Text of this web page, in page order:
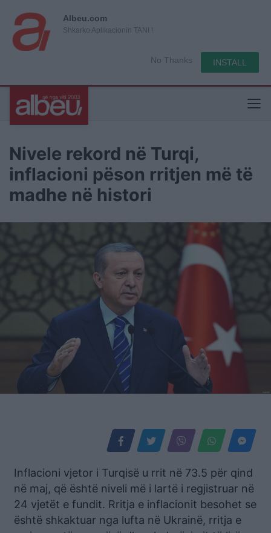
Albeu.com
Shkarko Aplikacionin TANI !
No Thanks INSTALL
Nivele rekord në Turqi,
inflacioni pëson rritjen më të
madhe në histori
Inflacioni vjetor i Turqisë u rrit në 73.5 për qind
në maj, që është niveli më i lartë i regjistruar në
24 vjetët e fundit. Rritja e inflacionit besohet se
është shkaktuar nga lufta në Ukrainë, rritja e